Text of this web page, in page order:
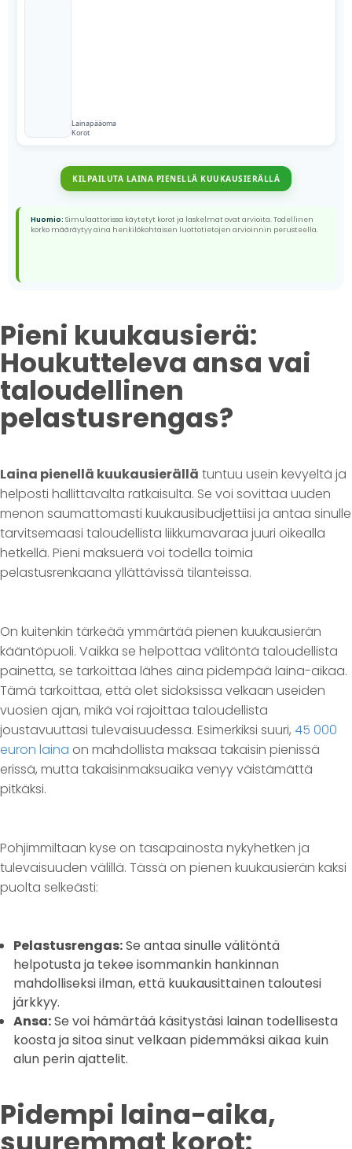
Lainapääoma
Korot
KILPAILUTA LAINA PIENELLÄ KUUKAUSIERÄLLÄ
Huomio: Simulaattorissa käytetyt korot ja laskelmat ovat arvioita. Todellinen
korko määräytyy aina henkilökohtaisen luottotietojen arvioinnin perusteella.
Pieni kuukausierä:
Houkutteleva ansa vai
taloudellinen
pelastusrengas?
Laina pienellä kuukausierällä tuntuu usein kevyeltä ja
helposti hallittavalta ratkaisulta. Se voi sovittaa uuden
menon saumattomasti kuukausibudjettiisi ja antaa sinulle
tarvitsemaasi taloudellista liikkumavaraa juuri oikealla
hetkellä. Pieni maksuerä voi todella toimia
pelastusrenkaana yllättävissä tilanteissa.
On kuitenkin tärkeää ymmärtää pienen kuukausierän
kääntöpuoli. Vaikka se helpottaa välitöntä taloudellista
painetta, se tarkoittaa lähes aina pidempää laina-aikaa.
Tämä tarkoittaa, että olet sidoksissa velkaan useiden
vuosien ajan, mikä voi rajoittaa taloudellista
joustavuuttasi tulevaisuudessa. Esimerkiksi suuri, 45 000
euron laina on mahdollista maksaa takaisin pienissä
erissä, mutta takaisinmaksuaika venyy väistämättä
pitkäksi.
Pohjimmiltaan kyse on tasapainosta nykyhetken ja
tulevaisuuden välillä. Tässä on pienen kuukausierän kaksi
puolta selkeästi:
Pelastusrengas:Se antaa sinulle välitöntä
helpotusta ja tekee isommankin hankinnan
mahdolliseksi ilman, että kuukausittainen taloutesi
järkkyy.
Ansa:Se voi hämärtää käsitystäsi lainan todellisesta
koosta ja sitoa sinut velkaan pidemmäksi aikaa kuin
alun perin ajattelit.
Pidempi laina-aika,